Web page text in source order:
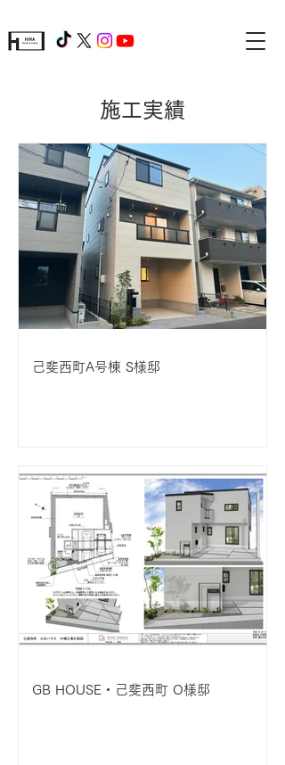
施工実績
己斐西町A号棟 S様邸
GB HOUSE・己斐西町 O様邸